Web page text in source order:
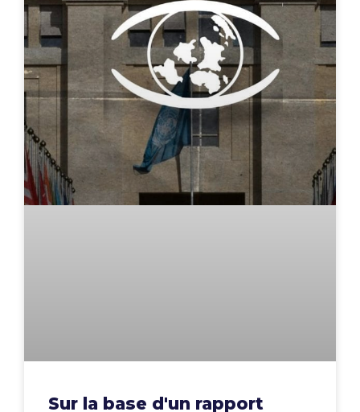
Sur la base d'un rapport